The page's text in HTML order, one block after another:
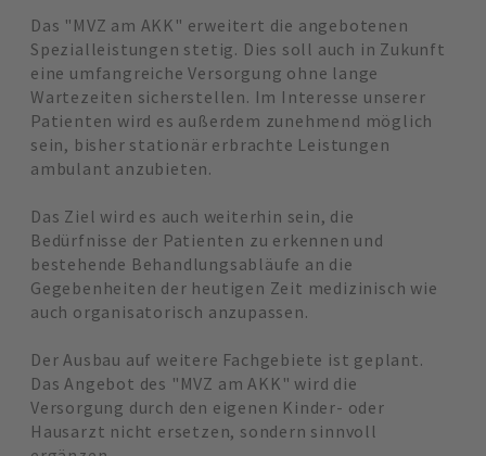
Das "MVZ am AKK" erweitert die angebotenen
Spezialleistungen stetig. Dies soll auch in Zukunft
eine umfangreiche Versorgung ohne lange
Wartezeiten sicherstellen. Im Interesse unserer
Patienten wird es außerdem zunehmend möglich
sein, bisher stationär erbrachte Leistungen
ambulant anzubieten.
Das Ziel wird es auch weiterhin sein, die
Bedürfnisse der Patienten zu erkennen und
bestehende Behandlungsabläufe an die
Gegebenheiten der heutigen Zeit medizinisch wie
auch organisatorisch anzupassen.
Der Ausbau auf weitere Fachgebiete ist geplant.
Das Angebot des "MVZ am AKK" wird die
Versorgung durch den eigenen Kinder- oder
Hausarzt nicht ersetzen, sondern sinnvoll